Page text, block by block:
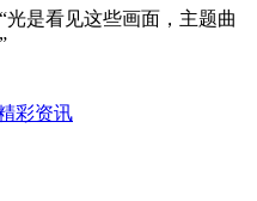
是看见这些画面，主题曲
彩资讯